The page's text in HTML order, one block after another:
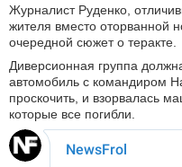
Журналист Руденко,
жителя вместо оторванной
очередной сюжет о теракте.
Диверсионная группа
автомобиль с командиром
проскочить, и взорвалась
которые все погибли.